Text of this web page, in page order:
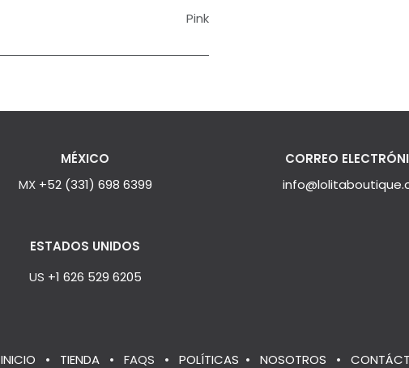
Pink
MÉXICO
MX +52 (331) 698 6399
ESTADOS UNIDOS
US +1 626 529 6205
CORREO
INICIO • TIENDA • FAQS • POLÍTICAS • NOSOTROS •